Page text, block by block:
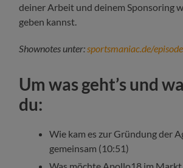
deiner Arbeit und deinem Sponsoring
geben kannst.
Shownotes unter:sportsmaniac.de/
Um was geht’s und
du:
Wie kam es zur Gründung der
gemeinsam (10:51)